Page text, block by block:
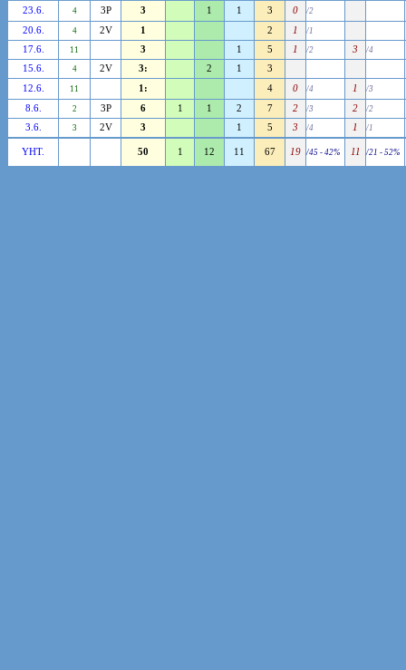
23.6. 4 3P 3 1 1 3 0 /2
20.6. 4 2V 1 2 1 /1
17.6. 11 3 1 5 1 /2 3 /4
15.6. 4 2V 3: 2 1
3
12.6.
11 1: 4 0 /4 1 /3
8.6. 2 3P 6 1 1 2 7 2 /3 2 /2
3.6. 3 2V 3 1 5 3 /4 1 /1
YHT. 50 1 12 11 67 19 /45 - 42% 11 /21 - 52%